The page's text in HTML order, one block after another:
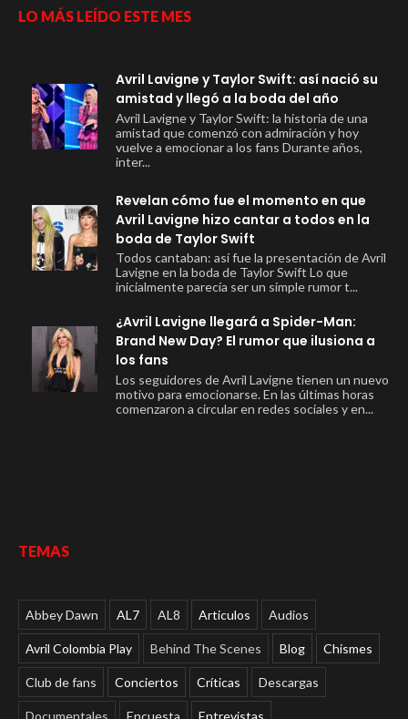
LO MÁS LEÍDO ESTE MES
Avril Lavigne y Taylor Swift: así nació su
amistad y llegó a la boda del año
Avril Lavigne y Taylor Swift: la historia de una
amistad que comenzó con admiración y hoy
vuelve a emocionar a los fans Durante años,
inter...
Revelan cómo fue el momento en que
Avril Lavigne hizo cantar a todos en la
boda de Taylor Swift
Todos cantaban: así fue la presentación de Avril
Lavigne en la boda de Taylor Swift Lo que
inicialmente parecía ser un simple rumor t...
¿Avril Lavigne llegará a Spider-Man:
Brand New Day? El rumor que ilusiona a
los fans
Los seguidores de Avril Lavigne tienen un nuevo
motivo para emocionarse. En las últimas horas
comenzaron a circular en redes sociales y en...
TEMAS
Abbey Dawn AL7 AL8 Articulos Audios
Avril Colombia Play Behind The Scenes Blog Chismes
Club de fans Conciertos Críticas Descargas